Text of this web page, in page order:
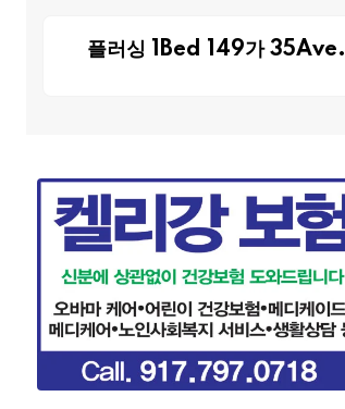
플러싱 1Bed 149가 35Ave.